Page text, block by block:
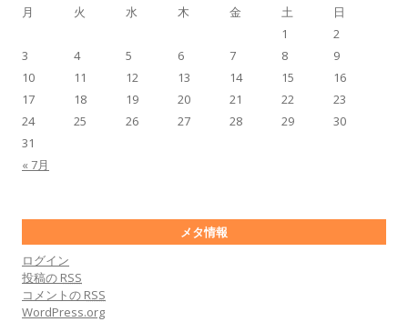
月
火 水 木 金 土 日
« 7月
1
2
3
4 5 6 7 8
9
10
11 12 13 14 15
16
17
18 19 20 21 22
23
24
25 26 27 28 29
30
31
メタ情報
ログイン
投稿の RSS
コメントの RSS
WordPress.org